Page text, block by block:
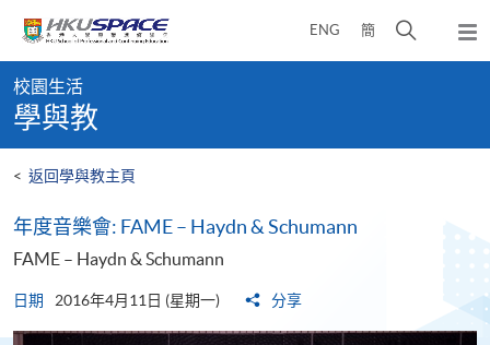
content
ENG 簡
開
彈
出
content
start
校園生活
學與教
< 返回學與教主頁
年度音樂會: FAME – Haydn & Schumann
FAME – Haydn & Schumann
日期 2016年4月11日 (星期一) 分享